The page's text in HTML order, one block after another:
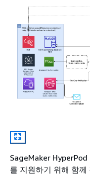
SageMaker
를 지원하기 위해 함께